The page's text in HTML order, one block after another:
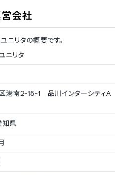
会社
ニリタの概要です。
ニリタ
港南2-15-1 品川インターシティA
知県